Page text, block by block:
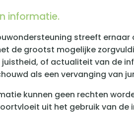
informatie.
streeft
de grootst mogelijke
of actualiteit van de
als een vervanging van
kunnen geen rechten
uit het gebruik van